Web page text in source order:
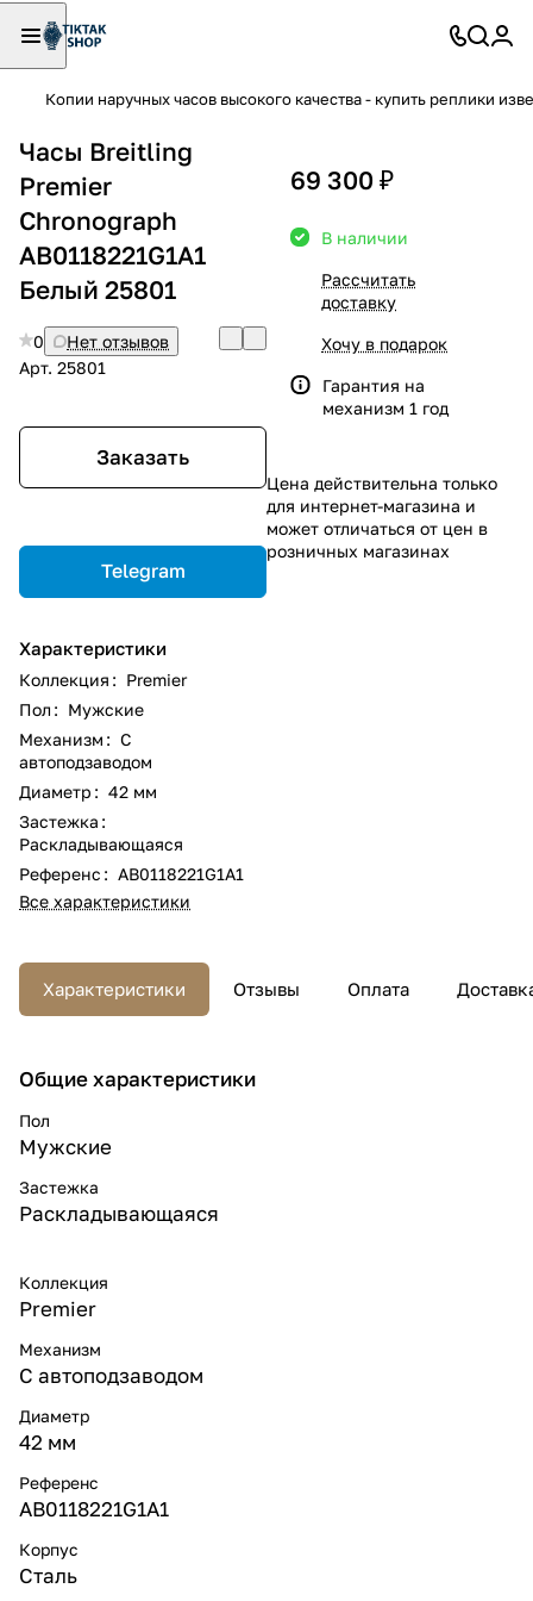
Копии наручных часов высокого качества - купить реплики
Часы Breitling
Premier
Chronograph
AB0118221G1A1
Белый 25801
0
Нет отзывов
Арт. 25801
Заказать
Telegram
Характеристики
Коллекция : Premier
Пол : Мужские
Механизм : С
автоподзаводом
Диаметр : 42 мм
Застежка :
Раскладывающаяся
Референс : AB0118221G1A1
Все характеристики
69 300 ₽
В наличии
Рассчитать
доставку
Хочу в подарок
Гарантия на
механизм 1 год
Цена действительна только
для интернет-магазина и
может отличаться от цен в
розничных магазинах
Характеристики Отзывы Оплата
Общие характеристики
Пол
Мужские
Застежка
Раскладывающаяся
Коллекция
Premier
Механизм
С автоподзаводом
Диаметр
42 мм
Референс
AB0118221G1A1
Корпус
Сталь